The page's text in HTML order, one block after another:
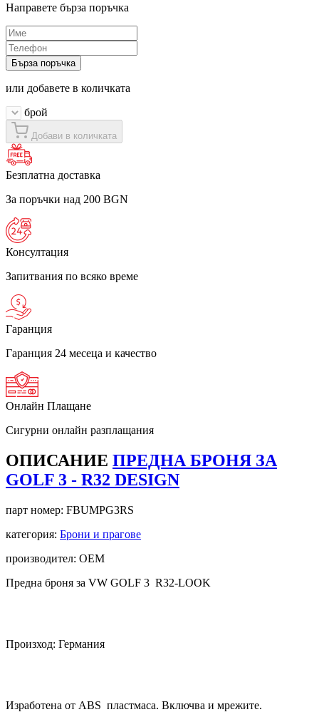
Направете бърза поръчка
Бърза поръчка
или добавете в количката
брой
Добави в количката
Безплатна доставка
За поръчки над 200 BGN
Консултация
Запитвания по всяко време
Гаранция
Гаранция 24 месеца и качество
Онлайн Плащане
Сигурни онлайн разплащания
ОПИСАНИЕ ПРЕДНА БРОНЯ ЗА
GOLF 3 - R32 DESIGN
парт номер: FBUMPG3RS
категория: Брони и прагове
производител: OEM
Предна броня за VW GOLF 3 R32-LOOK
Произход: Германия
Изработена от ABS пластмаса. Включва и мрежите.